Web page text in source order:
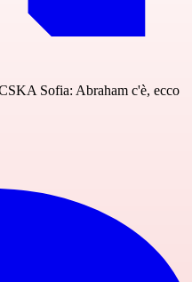
Sofia: Abraham c'è, ecco